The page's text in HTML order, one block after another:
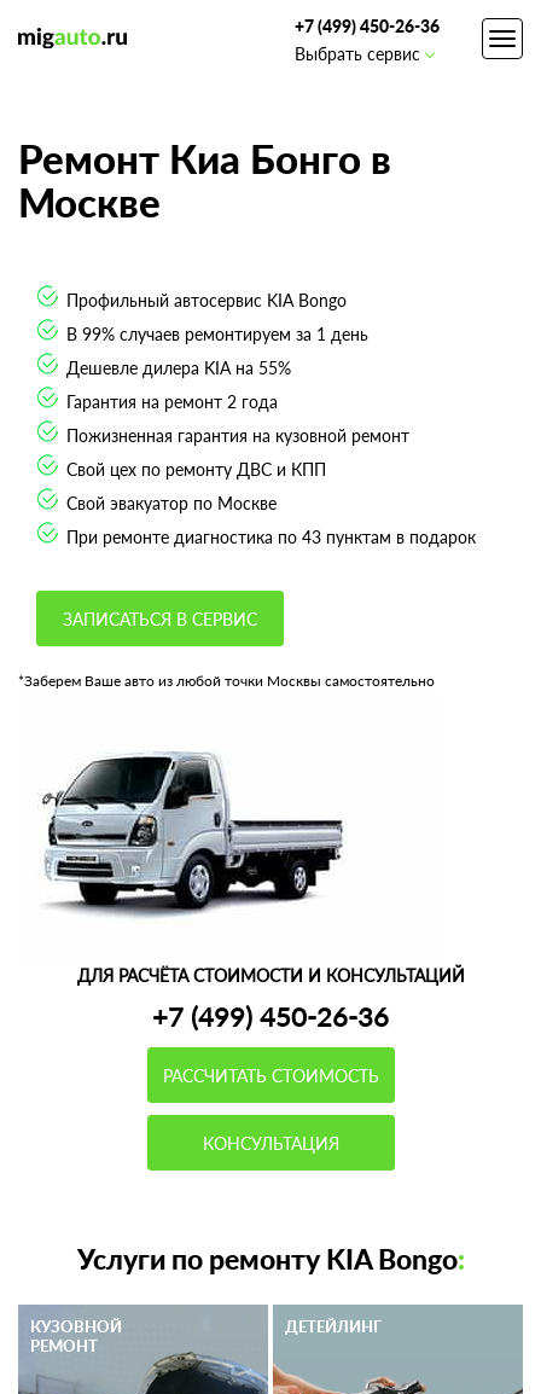
+7 (499) 450-26-36
Выбрать сервис
Ремонт Киа Бонго в
Москве
Профильный автосервис KIA Bongo
В 99% случаев ремонтируем за 1 день
Дешевле дилера KIA на 55%
Гарантия на ремонт 2 года
Пожизненная гарантия на кузовной ремонт
Свой цех по ремонту ДВС и КПП
Свой эвакуатор по Москве
При ремонте диагностика по 43 пунктам в подарок
ЗАПИСАТЬСЯ В СЕРВИС
*Заберем Ваше авто из любой точки Москвы самостоятельно
ДЛЯ РАСЧЁТА СТОИМОСТИ И КОНСУЛЬТАЦИЙ
+7 (499) 450-26-36
РАССЧИТАТЬ СТОИМОСТЬ
КОНСУЛЬТАЦИЯ
Услуги по ремонту KIA Bongo:
КУЗОВНОЙ
РЕМОНТ
ДЕТЕЙЛИНГ